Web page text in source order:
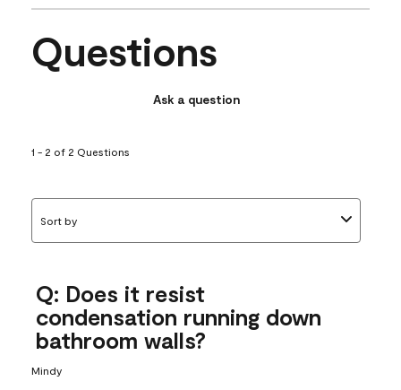
Questions
Ask a question
1 - 2 of 2 Questions
Sort by
Q: Does it resist
condensation running down
bathroom walls?
Mindy